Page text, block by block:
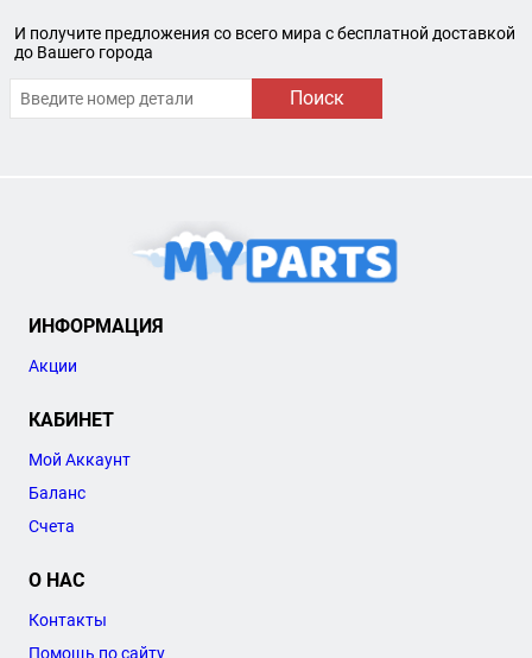
И получите предложения со всего мира с бесплатной доставкой
до Вашего города
Поиск
ИНФОРМАЦИЯ
Акции
КАБИНЕТ
Мой Аккаунт
Баланс
Счета
О НАС
Контакты
Помощь по сайту